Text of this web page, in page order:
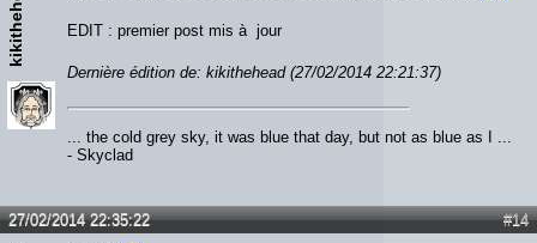
kikithehead EDIT : premier post mis à jour
Dernière édition de: kikithehead (27/02/2014 22:21:37)
... the cold grey sky, it was blue that day, but not as blue as I ...
- Skyclad
#14
27/02/2014 22:35:22